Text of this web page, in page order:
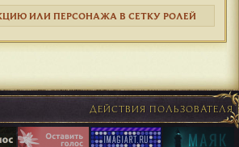
ИЛИ ПЕРСОНАЖА В СЕТКУ РОЛЕЙ
ДЕЙСТВИЯ ПОЛЬЗОВАТЕЛЯ